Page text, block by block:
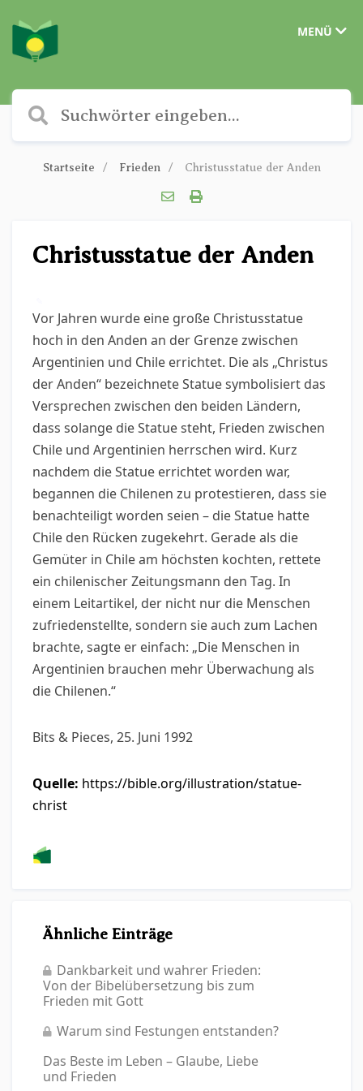
MENÜ
Startseite Frieden Christusstatue der Anden
Christusstatue der Anden
Vor Jahren wurde eine große Christusstatue
hoch in den Anden an der Grenze zwischen
Argentinien und Chile errichtet. Die als „Christus
der Anden“ bezeichnete Statue symbolisiert das
Versprechen zwischen den beiden Ländern,
dass solange die Statue steht, Frieden zwischen
Chile und Argentinien herrschen wird. Kurz
nachdem die Statue errichtet worden war,
begannen die Chilenen zu protestieren, dass sie
benachteiligt worden seien – die Statue hatte
Chile den Rücken zugekehrt. Gerade als die
Gemüter in Chile am höchsten kochten, rettete
ein chilenischer Zeitungsmann den Tag. In
einem Leitartikel, der nicht nur die Menschen
zufriedenstellte, sondern sie auch zum Lachen
brachte, sagte er einfach: „Die Menschen in
Argentinien brauchen mehr Überwachung als
die Chilenen.“
Bits & Pieces, 25. Juni 1992
Quelle: https://bible.org/illustration/statue-
christ
Ähnliche Einträge
Dankbarkeit und wahrer Frieden:
Von der Bibelübersetzung bis zum
Frieden mit Gott
Warum sind Festungen entstanden?
Das Beste im Leben – Glaube, Liebe
und Frieden